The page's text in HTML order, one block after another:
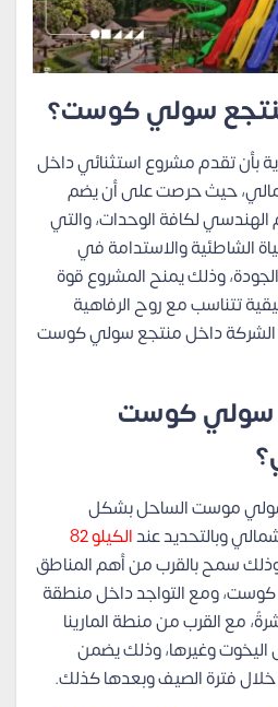
سولي كوست؟
بأن تقدم مشروع استثنائي داخل
حيث حرصت على أن يضم
الهندسي لكافة الوحدات، والتي
الشاطئية والاستدامة في
الجودة، وذلك يمنح المشروع قوة
تتناسب مع روح الرفاهية
الشركة داخل منتجع سولي كوست
سولي كوست
موست الساحل بشكل
وبالتحديد عند
الكيلو 82
سمح بالقرب من أهم المناطق
كوست، ومع التواجد داخل منطقة
مع القرب من منطة المارينا
اليخوت وغيرها، وذلك يضمن
فترة الصيف وبعدها كذلك.